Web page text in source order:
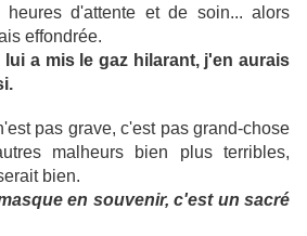
d'attente et de soin... alors
effondrée.
a mis le gaz hilarant, j'en aurais
pas grave, c'est pas grand-chose
malheurs bien plus terribles,
bien.
en souvenir, c'est un sacré